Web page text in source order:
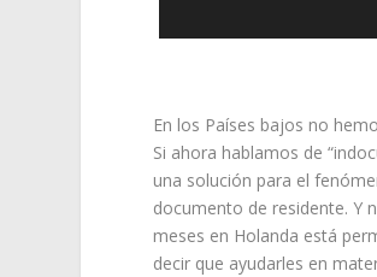
En los Países bajos no
Si ahora hablamos de
una solución para el
documento de residente. Y
meses en Holanda está
decir que ayudarles en